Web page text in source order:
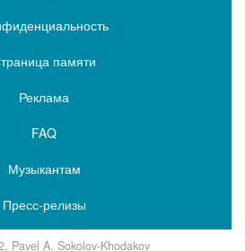
памяти
Реклама
FAQ
Музыкантам
Пресс-релизы
Pavel A. Sokolov-Khodakov